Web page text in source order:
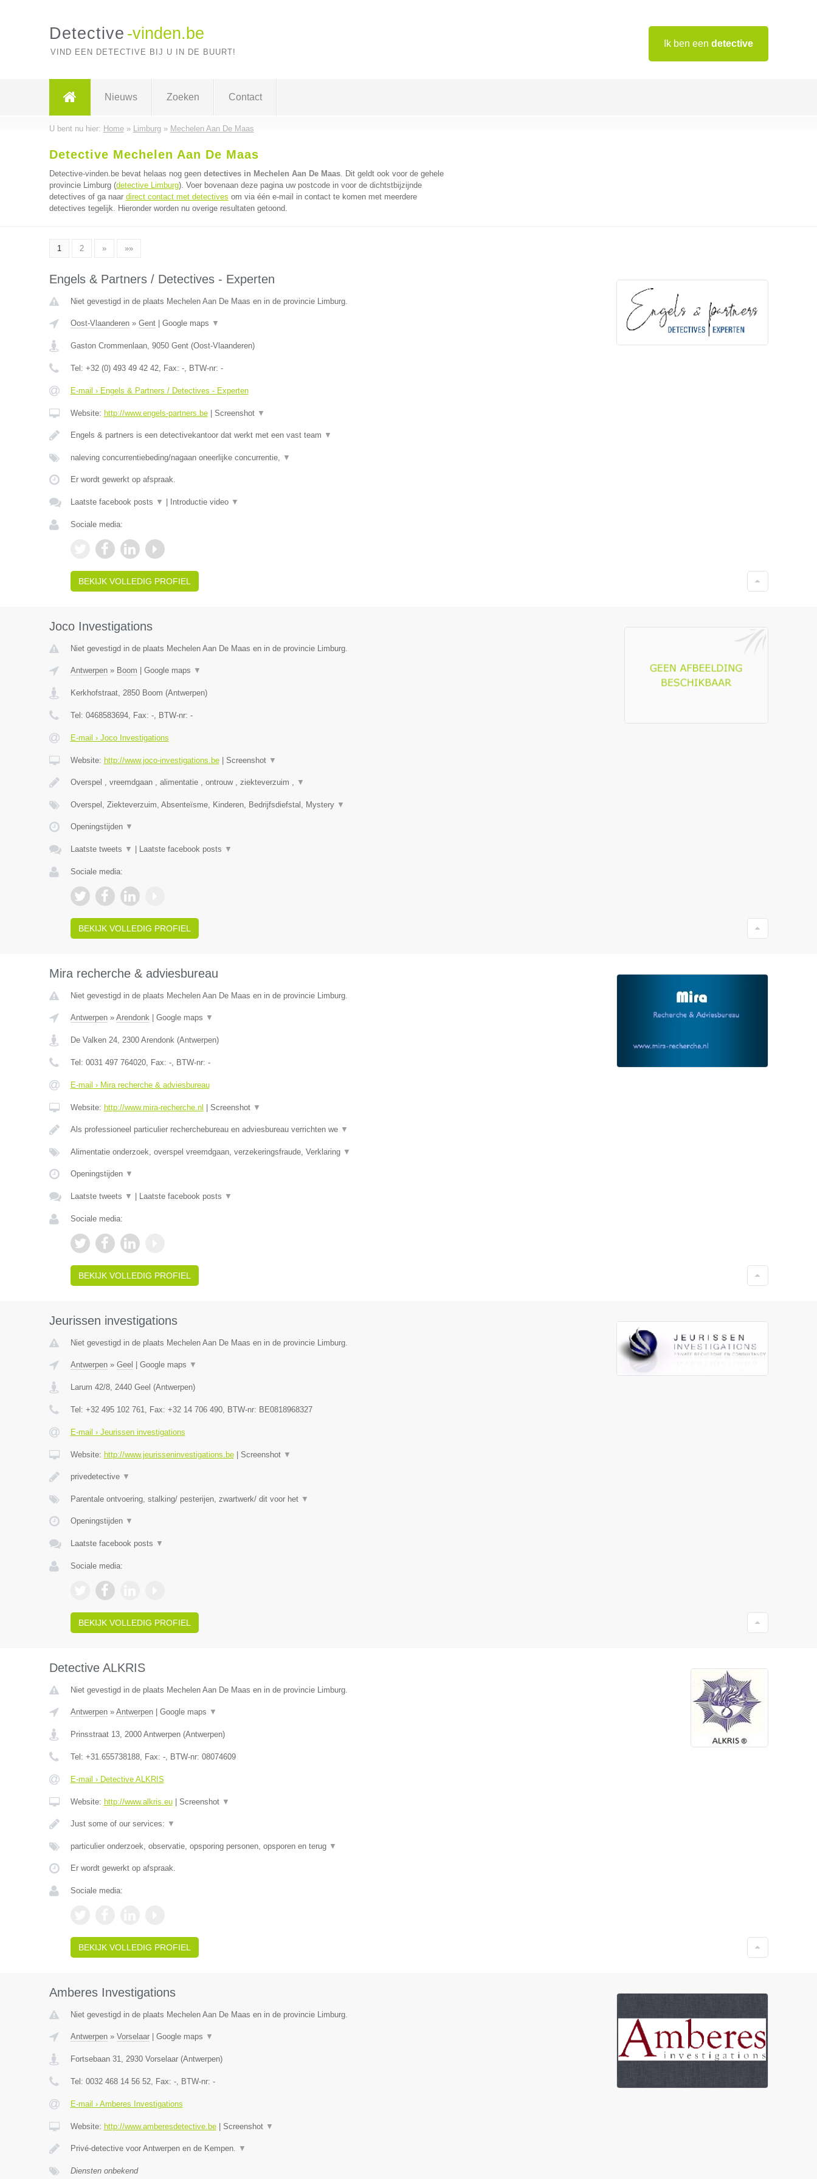
Ik ben een detective
Detective -vinden.be
VIND EEN DETECTIVE BIJ U IN DE BUURT!
Nieuws Zoeken Contact
U bent nu hier: Home» Limburg» Mechelen Aan De Maas
Detective Mechelen Aan De Maas
Detective-vinden.be bevat helaas nog geen detectives in Mechelen Aan De Maas. Dit geldt ook voor de gehele
provincie Limburg (detective Limburg). Voer bovenaan deze pagina uw postcode in voor de dichtstbijzijnde
detectives of ga naar direct contact met detectives om via één e-mail in contact te komen met meerdere
detectives tegelijk. Hieronder worden nu overige resultaten getoond.
1 2 » »»
Engels & Partners / Detectives - Experten
Niet gevestigd in de plaats Mechelen Aan De Maas en in de provincie Limburg.
Oost-Vlaanderen» Gent| Google maps ▼
Gaston Crommenlaan, 9050 Gent(Oost-Vlaanderen)
Tel: +32 (0) 493 49 42 42, Fax: -, BTW-nr: -
E-mail › Engels & Partners / Detectives - Experten
Website: http://www.engels-partners.be| Screenshot ▼
Engels & partners is een detectivekantoor dat werkt met een vast team ▼
naleving concurrentiebeding/nagaan oneerlijke concurrentie, ▼
Er wordt gewerkt op afspraak.
Laatste facebook posts ▼ Introductie video ▼
Sociale media:
BEKIJK VOLLEDIG PROFIEL
Joco Investigations
Niet gevestigd in de plaats Mechelen Aan De Maas en in de provincie Limburg.
Antwerpen» Boom Google maps ▼
Kerkhofstraat, 2850 Boom (Antwerpen)
Tel: 0468583694, Fax: -, BTW-nr: -
E-mail › Joco Investigations
Website: http://www.joco-investigations.be| Screenshot ▼
Overspel , vreemdgaan , alimentatie , ontrouw , ziekteverzuim , ▼
Overspel, Ziekteverzuim, Absenteïsme, Kinderen, Bedrijfsdiefstal, Mystery ▼
Openingstijden ▼
Laatste tweets ▼ Laatste facebook posts ▼
Sociale media:
BEKIJK VOLLEDIG PROFIEL
Mira recherche & adviesbureau
Niet gevestigd in de plaats Mechelen Aan De Maas en in de provincie Limburg.
Antwerpen» Arendonk| Google maps ▼
De Valken 24, 2300 Arendonk(Antwerpen)
Tel: 0031 497 764020, Fax: -, BTW-nr: -
E-mail › Mira recherche & adviesbureau
Website: http://www.mira-recherche.nl Screenshot ▼
Als professioneel particulier recherchebureau en adviesbureau verrichten we ▼
Alimentatie onderzoek, overspel vreemdgaan, verzekeringsfraude, Verklaring ▼
Openingstijden ▼
Laatste tweets ▼ Laatste facebook posts ▼
Sociale media:
BEKIJK VOLLEDIG PROFIEL
Jeurissen investigations
Niet gevestigd in de plaats Mechelen Aan De Maas en in de provincie Limburg.
Antwerpen» Geel Google maps ▼
Larum 42/8, 2440 Geel (Antwerpen)
Tel: +32 495 102 761, Fax: +32 14 706 490, BTW-nr: BE0818968327
E-mail › Jeurissen investigations
Website: http://www.jeurisseninvestigations.be| Screenshot ▼
privedetective ▼
Parentale ontvoering, stalking/ pesterijen, zwartwerk/ dit voor het ▼
Openingstijden ▼
Laatste facebook posts ▼
Sociale media:
BEKIJK VOLLEDIG PROFIEL
Detective ALKRIS
Niet gevestigd in de plaats Mechelen Aan De Maas en in de provincie Limburg.
Antwerpen» Antwerpen| Google maps ▼
Prinsstraat 13, 2000 Antwerpen(Antwerpen)
Tel: +31.655738188, Fax: -, BTW-nr: 08074609
E-mail › Detective ALKRIS
Website: http://www.alkris.eu| Screenshot ▼
Just some of our services: ▼
particulier onderzoek, observatie, opsporing personen, opsporen en terug ▼
Er wordt gewerkt op afspraak.
Sociale media:
BEKIJK VOLLEDIG PROFIEL
Amberes Investigations
Niet gevestigd in de plaats Mechelen Aan De Maas en in de provincie Limburg.
Antwerpen» Vorselaar| Google maps ▼
Fortsebaan 31, 2930 Vorselaar(Antwerpen)
Tel: 0032 468 14 56 52, Fax: -, BTW-nr: -
E-mail › Amberes Investigations
Website: http://www.amberesdetective.be| Screenshot ▼
Privé-detective voor Antwerpen en de Kempen. ▼
Diensten onbekend